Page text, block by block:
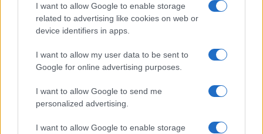
I want to allow Google to enable storage
related to advertising like cookies on web or
device identifiers in apps.
I want to allow my user data to be sent to
Google for online advertising purposes.
I want to allow Google to send me
personalized advertising.
I want to allow Google to enable storage